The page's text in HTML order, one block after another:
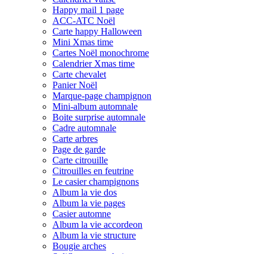
Happy mail 1 page
ACC-ATC Noël
Carte happy Halloween
Mini Xmas time
Cartes Noël monochrome
Calendrier Xmas time
Carte chevalet
Panier Noël
Marque-page champignon
Mini-album automnale
Boite surprise automnale
Cadre automnale
Carte arbres
Page de garde
Carte citrouille
Citrouilles en feutrine
Le casier champignons
Album la vie dos
Album la vie pages
Casier automne
Album la vie accordeon
Album la vie structure
Bougie arches